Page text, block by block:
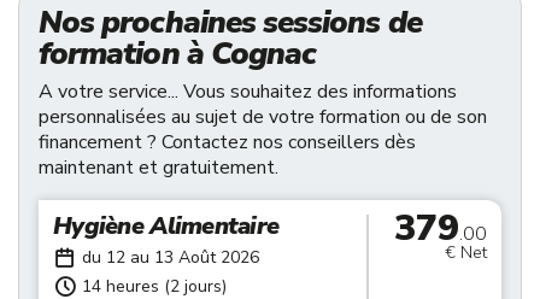
Nos prochaines sessions de
formation à Cognac
A votre service... Vous souhaitez des informations
personnalisées au sujet de votre formation ou de son
financement ? Contactez nos conseillers dès
maintenant et gratuitement.
Hygiène Alimentaire
du 12 au 13 Août 2026
14 heures (2 jours)
379.00
€ Net